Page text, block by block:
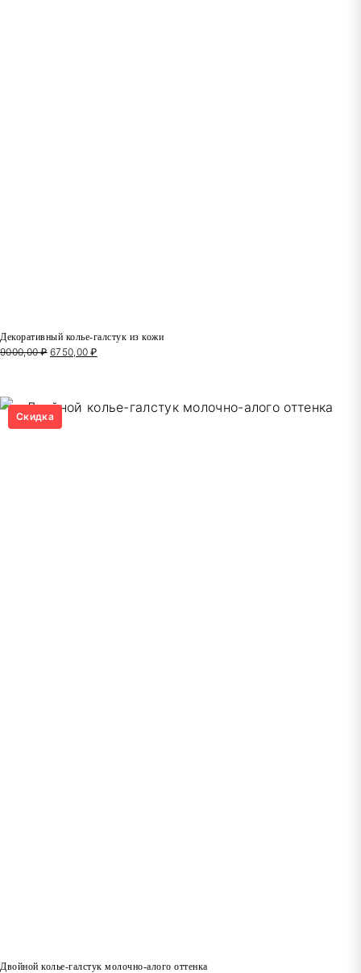
Декоративный колье-галстук из кожи
9000,00₽ Первоначальная
9000,00 ₽.
6750,00₽
Скидка
Двойной колье-галстук молочно-алого оттенка